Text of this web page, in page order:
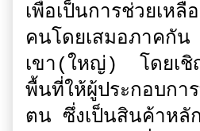
เพื่อเป็นการช่วยเห
คนโดยเสมอภาคกั
เขา(ใหญ่) โดยเชิ
พื้นที่ให้ผู้ประกอบกา
ตน ซึ่งเป็นสินค้าหลั